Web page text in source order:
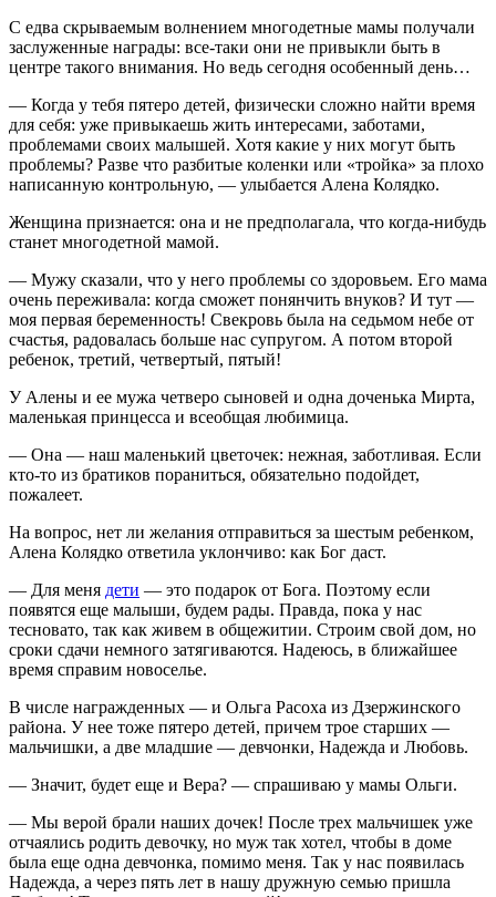
С едва скрываемым волнением многодетные мамы получали
заслуженные награды: все-таки они не привыкли быть в
центре такого внимания. Но ведь сегодня особенный день…
— Когда у тебя пятеро детей, физически сложно найти время
для себя: уже привыкаешь жить интересами, заботами,
проблемами своих малышей. Хотя какие у них могут быть
проблемы? Разве что разбитые коленки или «тройка» за плохо
написанную контрольную, — улыбается Алена Колядко.
Женщина признается: она и не предполагала, что когда-нибудь
станет многодетной мамой.
— Мужу сказали, что у него проблемы со здоровьем. Его мама
очень переживала: когда сможет понянчить внуков? И тут —
моя первая беременность! Свекровь была на седьмом небе от
счастья, радовалась больше нас супругом. А потом второй
ребенок, третий, четвертый, пятый!
У Алены и ее мужа четверо сыновей и одна доченька Мирта,
маленькая принцесса и всеобщая любимица.
— Она — наш маленький цветочек: нежная, заботливая. Если
кто-то из братиков пораниться, обязательно подойдет,
пожалеет.
На вопрос, нет ли желания отправиться за шестым ребенком,
Алена Колядко ответила уклончиво: как Бог даст.
— Для меня дети — это подарок от Бога. Поэтому если
появятся еще малыши, будем рады. Правда, пока у нас
тесновато, так как живем в общежитии. Строим свой дом, но
сроки сдачи немного затягиваются. Надеюсь, в ближайшее
время справим новоселье.
В числе награжденных — и Ольга Расоха из Дзержинского
района. У нее тоже пятеро детей, причем трое старших —
мальчишки, а две младшие — девчонки, Надежда и Любовь.
— Значит, будет еще и Вера? — спрашиваю у мамы Ольги.
— Мы верой брали наших дочек! После трех мальчишек уже
отчаялись родить девочку, но муж так хотел, чтобы в доме
была еще одна девчонка, помимо меня. Так у нас появилась
Надежда, а через пять лет в нашу дружную семью пришла